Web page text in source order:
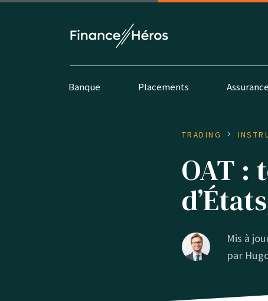
Banque Placements
TRADING
OAT :
d’États
Mis à
par